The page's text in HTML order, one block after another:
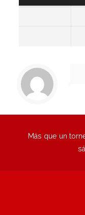
Más que un